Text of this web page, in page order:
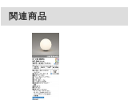
関連商品